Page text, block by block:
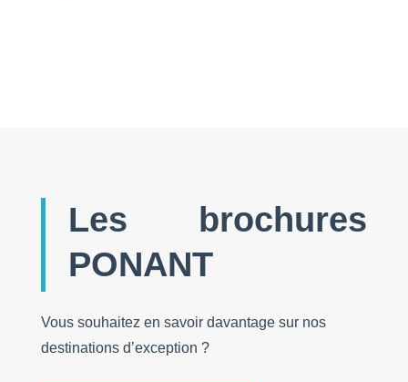
Les brochures
PONANT
Vous souhaitez en savoir davantage sur nos
destinations d’exception ?